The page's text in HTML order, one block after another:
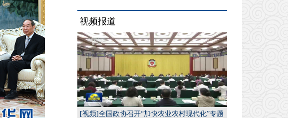
视频报道
[视频]全国政协召开“加快农业农村现代化”专题